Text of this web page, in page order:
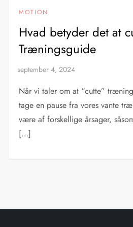
MOTION
Hvad betyder det at
Træningsguide
Når vi taler om at “cutte”
tage en pause fra vores vante
være af forskellige årsager,
[…]